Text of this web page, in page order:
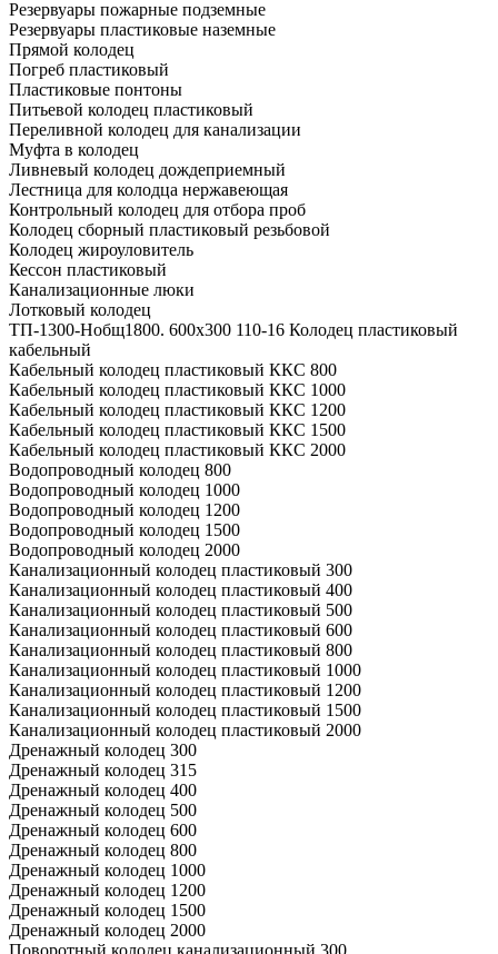
Резервуары пожарные подземные
Резервуары пластиковые наземные
Прямой колодец
Погреб пластиковый
Пластиковые понтоны
Питьевой колодец пластиковый
Переливной колодец для канализации
Муфта в колодец
Ливневый колодец дождеприемный
Лестница для колодца нержавеющая
Контрольный колодец для отбора проб
Колодец сборный пластиковый резьбовой
Колодец жироуловитель
Кессон пластиковый
Канализационные люки
Лотковый колодец
ТП-1300-Hобщ1800. 600х300 110-16 Колодец пластиковый
кабельный
Кабельный колодец пластиковый ККС 800
Кабельный колодец пластиковый ККС 1000
Кабельный колодец пластиковый ККС 1200
Кабельный колодец пластиковый ККС 1500
Кабельный колодец пластиковый ККС 2000
Водопроводный колодец 800
Водопроводный колодец 1000
Водопроводный колодец 1200
Водопроводный колодец 1500
Водопроводный колодец 2000
Канализационный колодец пластиковый 300
Канализационный колодец пластиковый 400
Канализационный колодец пластиковый 500
Канализационный колодец пластиковый 600
Канализационный колодец пластиковый 800
Канализационный колодец пластиковый 1000
Канализационный колодец пластиковый 1200
Канализационный колодец пластиковый 1500
Канализационный колодец пластиковый 2000
Дренажный колодец 300
Дренажный колодец 315
Дренажный колодец 400
Дренажный колодец 500
Дренажный колодец 600
Дренажный колодец 800
Дренажный колодец 1000
Дренажный колодец 1200
Дренажный колодец 1500
Дренажный колодец 2000
Поворотный колодец канализационный 300